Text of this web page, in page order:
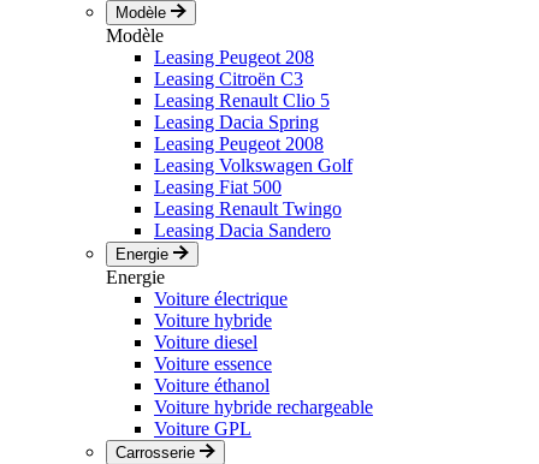
Modèle
Modèle
Leasing Peugeot 208
Leasing Citroën C3
Leasing Renault Clio 5
Leasing Dacia Spring
Leasing Peugeot 2008
Leasing Volkswagen Golf
Leasing Fiat 500
Leasing Renault Twingo
Leasing Dacia Sandero
Energie
Energie
Voiture électrique
Voiture hybride
Voiture diesel
Voiture essence
Voiture éthanol
Voiture hybride rechargeable
Voiture GPL
Carrosserie